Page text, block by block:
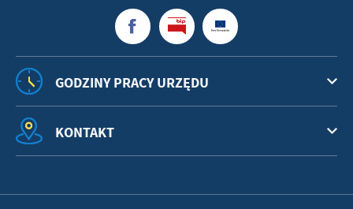
GODZINY PRACY URZĘDU
KONTAKT